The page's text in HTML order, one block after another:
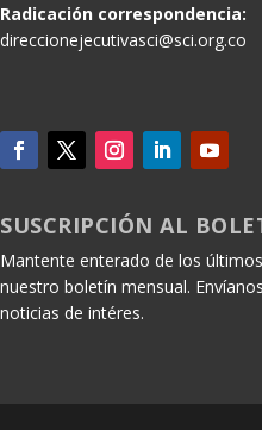
Radicación correspondencia:
direccionejecutivasci@sci.org.co
SUSCRIPCIÓN AL
Mantente enterado de los
nuestro boletín mensual.
noticias de intéres.